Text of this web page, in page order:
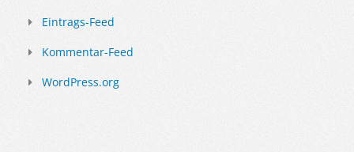
Eintrags-Feed
Kommentar-Feed
WordPress.org